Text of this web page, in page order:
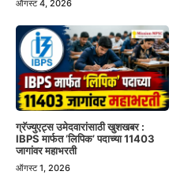
ऑगस्ट 4, 2026
ग्रॅज्युएट्स उमेदवारांसाठी खुशखबर :
IBPS मार्फत ‘लिपिक’ पदाच्या 11403
जागांवर महाभरती
ऑगस्ट 1, 2026